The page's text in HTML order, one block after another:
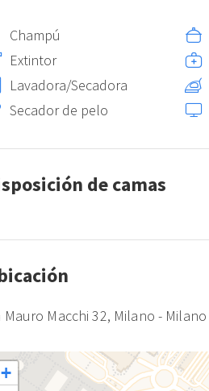
Champú
Extintor
Lavadora/Secadora
Secador de pelo
de camas
Mauro Macchi 32, Milano - Milano
+